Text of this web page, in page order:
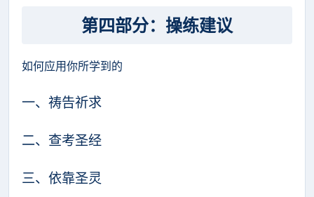
第四部分：操练建议
如何应用你所学到的
一、祷告祈求
二、查考圣经
三、依靠圣灵